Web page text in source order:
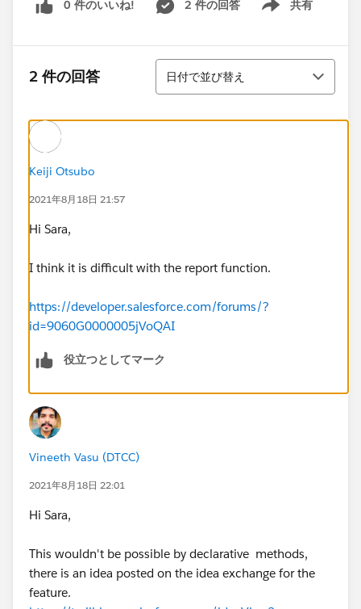
0 件のいいね! 2 件の回答 共有
Show menu
2 件の回答
並び替え
日付で並び替え
Keiji Otsubo
2021年8月18日 21:57
Hi Sara,
I think it is difficult with the report function.
https://developer.salesforce.com/forums/?
id=9060G0000005jVoQAI
役立つとしてマーク
Vineeth Vasu (DTCC)
2021年8月18日 22:01
Hi Sara,
This wouldn't be possible by declarative methods,
there is an idea posted on the idea exchange for the
feature.